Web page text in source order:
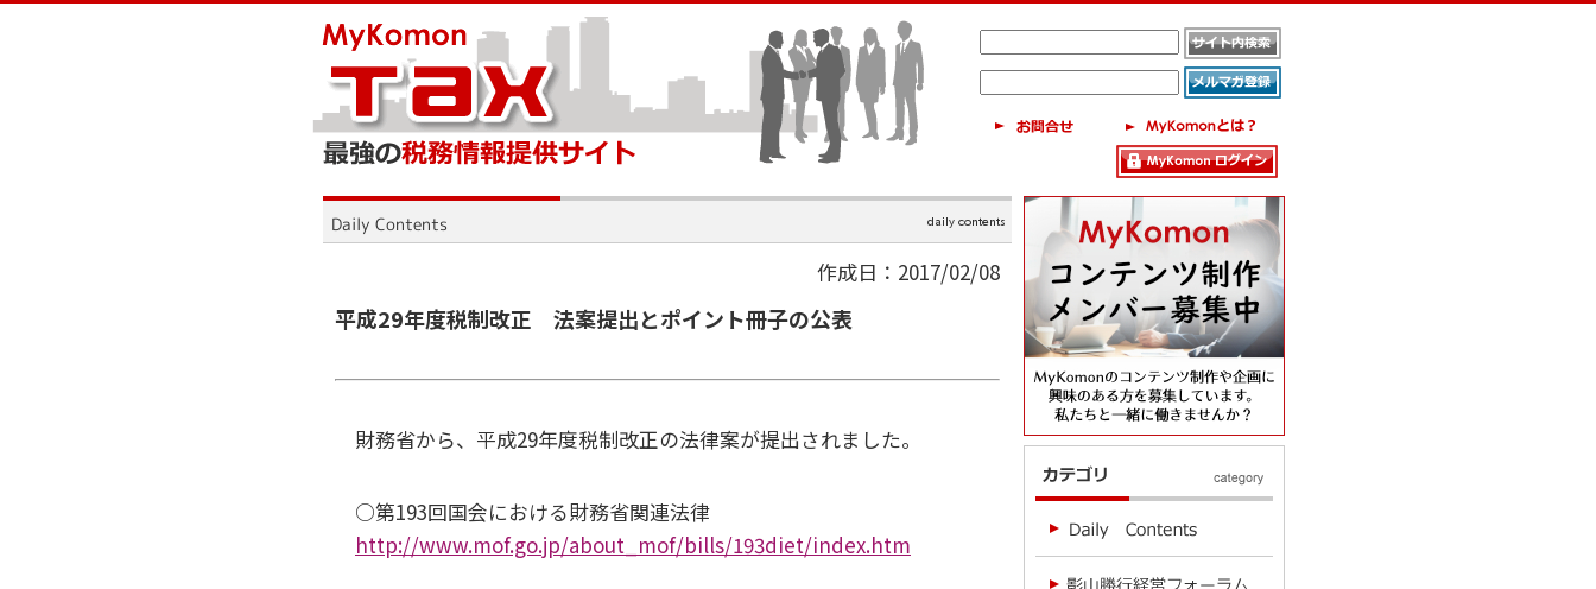
作成日：2017/02/08
平成29年度税制改正 法案提出とポイント冊子の公表
財務省から、平成29年度税制改正の法律案が提出されました。
○第193回国会における財務省関連法律
http://www.mof.go.jp/about_mof/bills/193diet/index.htm